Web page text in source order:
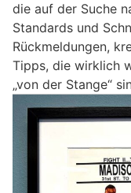
die auf der Suche
Standards und
Rückmeldungen,
Tipps, die wirklich
„von der Stange“